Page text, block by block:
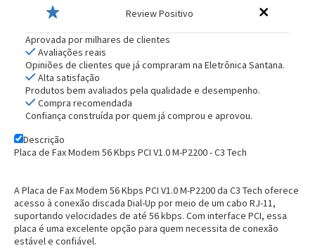
Review Positivo
Aprovada por milhares de clientes
Avaliações reais
Opiniões de clientes que já compraram na Eletrônica Santana.
Alta satisfação
Produtos bem avaliados pela qualidade e desempenho.
Compra recomendada
Confiança construída por quem já comprou e aprovou.
Descrição
Placa de Fax Modem 56 Kbps PCI V1.0 M-P2200 - C3 Tech
A Placa de Fax Modem 56 Kbps PCI V1.0 M-P2200 da C3 Tech oferece
acesso à conexão discada Dial-Up por meio de um cabo RJ-11,
suportando velocidades de até 56 kbps. Com interface PCI, essa
placa é uma excelente opção para quem necessita de conexão
estável e confiável.